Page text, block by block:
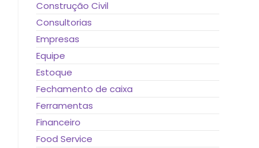
Construção Civil
Consultorias
Empresas
Equipe
Estoque
Fechamento de caixa
Ferramentas
Financeiro
Food Service